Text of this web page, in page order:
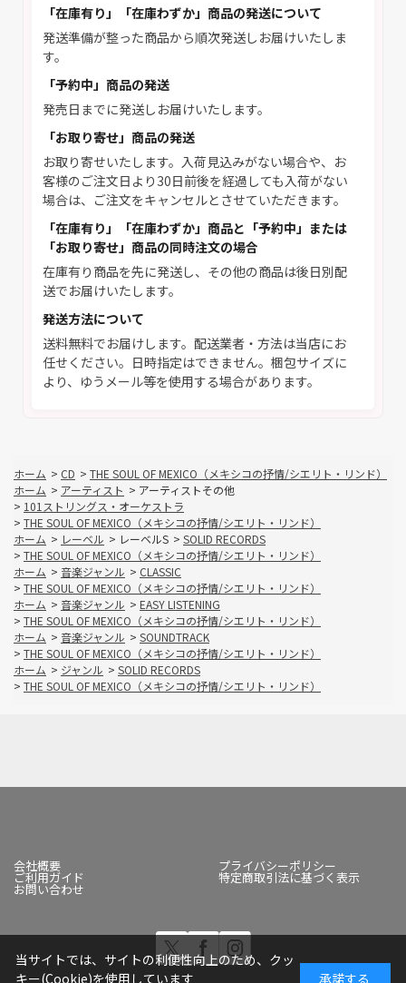
「在庫有り」「在庫わずか」商品の発送について
発送準備が整った商品から順次発送しお届けいたしま
す。
「予約中」商品の発送
発売日までに発送しお届けいたします。
「お取り寄せ」商品の発送
お取り寄せいたします。入荷見込みがない場合や、お
客様のご注文日より30日前後を経過しても入荷がない
場合は、ご注文をキャンセルとさせていただきます。
「在庫有り」「在庫わずか」商品と「予約中」または
「お取り寄せ」商品の同時注文の場合
在庫有り商品を先に発送し、その他の商品は後日別配
送でお届けいたします。
発送方法について
送料無料でお届けします。配送業者・方法は当店にお
任せください。日時指定はできません。梱包サイズに
より、ゆうメール等を使用する場合があります。
ホーム > CD > THE SOUL OF MEXICO（メキシコの抒情/シエリト・リンド）
ホーム > アーティスト > アーティストその他
> 101ストリングス・オーケストラ
> THE SOUL OF MEXICO（メキシコの抒情/シエリト・リンド）
ホーム > レーベル > レーベルS > SOLID RECORDS
> THE SOUL OF MEXICO（メキシコの抒情/シエリト・リンド）
ホーム > 音楽ジャンル > CLASSIC
> THE SOUL OF MEXICO（メキシコの抒情/シエリト・リンド）
ホーム > 音楽ジャンル > EASY LISTENING
> THE SOUL OF MEXICO（メキシコの抒情/シエリト・リンド）
ホーム > 音楽ジャンル > SOUNDTRACK
> THE SOUL OF MEXICO（メキシコの抒情/シエリト・リンド）
ホーム > ジャンル > SOLID RECORDS
> THE SOUL OF MEXICO（メキシコの抒情/シエリト・リンド）
会社概要 プライバシーポリシー
ご利用ガイド 特定商取引法に基づく表示
お問い合わせ
当サイトでは、サイトの利便性向上のため、クッ
キー(Cookie)を使用しています
承諾する